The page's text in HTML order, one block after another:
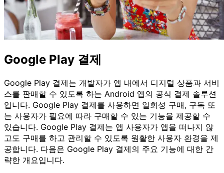
Google Play 결제
Google Play 결제는 개발자가 앱 내에서 디지털 상품과 서비
스를 판매할 수 있도록 하는 Android 앱의 공식 결제 솔루션
입니다. Google Play 결제를 사용하면 일회성 구매, 구독 또
는 사용자가 필요에 따라 구매할 수 있는 기능을 제공할 수
있습니다. Google Play 결제는 앱 사용자가 앱을 떠나지 않
고도 구매를 하고 관리할 수 있도록 원활한 사용자 환경을 제
공합니다. 다음은 Google Play 결제의 주요 기능에 대한 간
략한 개요입니다.